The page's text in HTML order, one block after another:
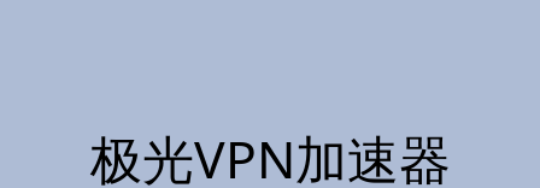
极光VPN加速器